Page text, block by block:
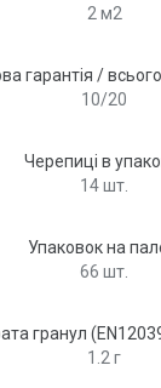
2 м2
гарантія / всього
10/20
Черепиці в
14 шт.
Упаковок на
66 шт.
гранул
1.2 г